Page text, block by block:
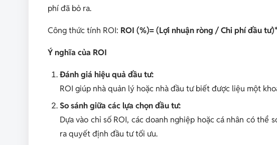
phí đã bỏ ra.
Công thức tính ROI: ROI (%)= (Lợi nhuận ròng / Chi phí đầu
Ý nghĩa của ROI
Đánh giá hiệu quả đầu tư:
ROI giúp nhà quản lý hoặc nhà đầu tư biết được liệu một
So sánh giữa các lựa chọn đầu tư:
Dựa vào chỉ số ROI, các doanh nghiệp hoặc cá nhân có thể
ra quyết định đầu tư tối ưu.